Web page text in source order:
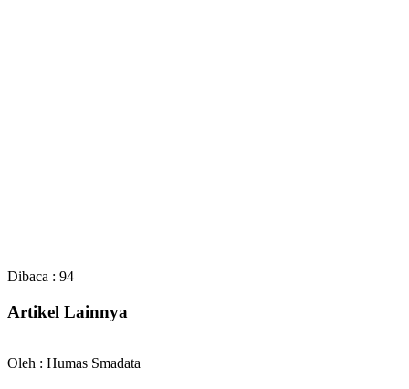
Dibaca : 94
Artikel Lainnya
Oleh : Humas Smadata